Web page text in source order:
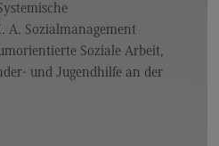
A. Sozialmanagement
Soziale Arbeit,
und Jugendhilfe an der